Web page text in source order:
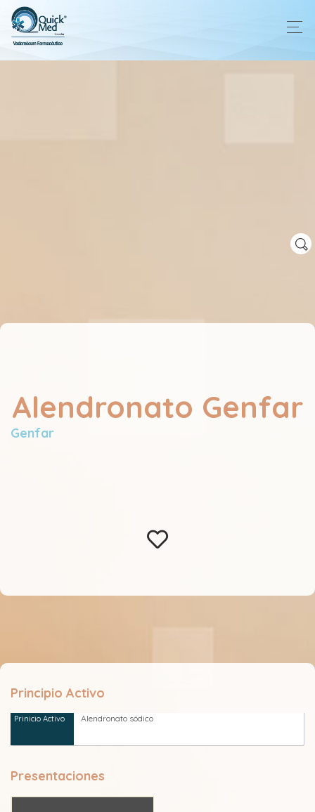
Alendronato Genfar
Genfar
Principio Activo
Alendronato sódico
Presentaciones